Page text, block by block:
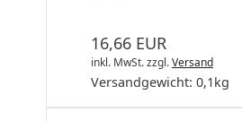
16,66 EUR
inkl. MwSt.zzgl.Versand
Versandgewicht: 0,1 kg